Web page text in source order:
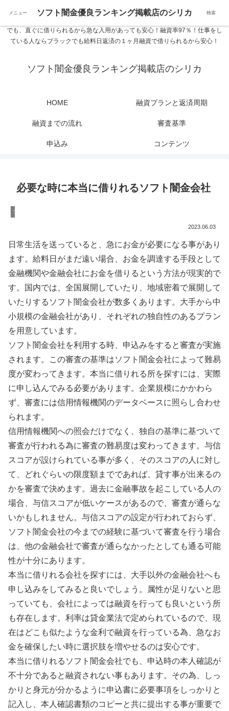
ソフト闇金優良ランキング 中小消費者金融在籍確認なし シリカなら24時間
でも、直ぐに借りられるから急な入用があっても安心！融資率97％！仕事をし
ている人ならブラックでも給料日返済の１ヶ月融資で借りられるから安心！
ソフト闇金優良ランキング掲載店のシリカ
HOME 融資プランと返済周期
融資までの流れ 審査基準
申込み コンテンツ
必要な時に本当に借りれるソフト闇金会社
ソフト闇金
2023.06.03
日常生活を送っていると、急にお金が必要になる事があり
ます。給料日がまだ遠い場合、お金を調達する手段として
金融機関や金融会社にお金を借りるという方法が現実的で
す。国内では、全国展開していたり、地域密着で展開して
いたりするソフト闇金会社が数多くあります。大手から中
小規模の金融会社があり、それぞれの独自性のあるプラン
を用意しています。
ソフト闇金会社を利用する時、申込みをすると審査が実施
されます。この審査の基準はソフト闇金会社によって難易
度が変わってきます。本当に借りれる所を探すには、実際
に申し込んでみる必要があります。企業規模にかかわら
ず、審査には信用情報機関のデータベースに照らし合わせ
られます。
信用情報機関への照会だけでなく、独自の基準に基づいて
審査が行われる為に審査の難易度は変わってきます。与信
スコアが設けられている事が多く、そのスコアの人に対し
て、どれぐらいの限度額までであれば、貸す事が出来るの
かを審査で決めます。過去に金融事故を起こしている人の
場合、与信スコアが低いケースがあるので、審査が通らな
いかもしれません。与信スコアの設定が行われておらず、
ソフト闇金会社の今までの経験に基づいて審査を行う場合
は、他の金融会社で審査が通らなかったとしても通る可能
性が十分にあります。
本当に借りれる会社を探すには、大手以外の金融会社へも
申し込みをしてみると良いでしょう。属性が足りないと思
っていても、会社によっては融資を行っても良いという所
も存在します。利率は貸金業法で定められているので、現
在はどこも似たような金利で融資を行っている為、急なお
金を確保したい時に選択肢を増やせるのは安心です。
本当に借りれるソフト闇金会社でも、申込時の本人確認が
不十分であると融資されない事もあります。その為、しっ
かりと身元が分かるように申込書に必要事項をしっかりと
記入し、本人確認書類のコピーと共に提出する事が重要で
メニュー ソフト闇金優良ランキング掲載店のシリカ 検索